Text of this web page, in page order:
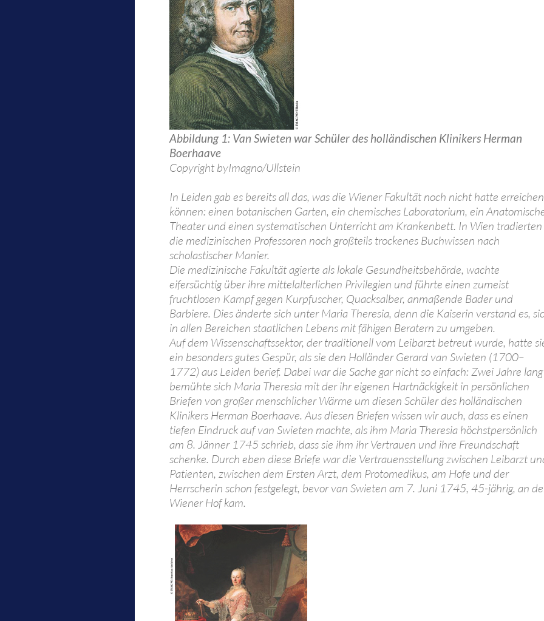
Abbildung 1: Van Swieten war Schüler des holländischen Klinikers Herman
Boerhaave
Copyright byImagno/Ullstein
In Leiden gab es bereits all das, was die Wiener Fakultät noch nicht hatte erreichen
können: einen botanischen Garten, ein chemisches Laboratorium, ein
Theater und einen systematischen Unterricht am Krankenbett. In Wien tradierten
die medizinischen Professoren noch großteils trockenes Buchwissen nach
scholastischer Manier.
Die medizinische Fakultät agierte als lokale Gesundheitsbehörde, wachte
eifersüchtig über ihre mittelalterlichen Privilegien und führte einen zumeist
fruchtlosen Kampf gegen Kurpfuscher, Quacksalber, anmaßende Bader und
Barbiere. Dies änderte sich unter Maria Theresia, denn die Kaiserin verstand es,
in allen Bereichen staatlichen Lebens mit fähigen Beratern zu umgeben.
Auf dem Wissenschaftssektor, der traditionell vom Leibarzt betreut wurde, hatte
ein besonders gutes Gespür, als sie den Holländer Gerard van Swieten (1700–
1772) aus Leiden berief. Dabei war die Sache gar nicht so einfach: Zwei Jahre lang
bemühte sich Maria Theresia mit der ihr eigenen Hartnäckigkeit in persönlichen
Briefen von großer menschlicher Wärme um diesen Schüler des holländischen
Klinikers Herman Boerhaave. Aus diesen Briefen wissen wir auch, dass es einen
tiefen Eindruck auf van Swieten machte, als ihm Maria Theresia höchstpersönlich
am 8. Jänner 1745 schrieb, dass sie ihm ihr Vertrauen und ihre Freundschaft
schenke. Durch eben diese Briefe war die Vertrauensstellung zwischen Leibarzt
Patienten, zwischen dem Ersten Arzt, dem Protomedikus, am Hofe und der
Herrscherin schon festgelegt, bevor van Swieten am 7. Juni 1745, 45-jährig, an
Wiener Hof kam.